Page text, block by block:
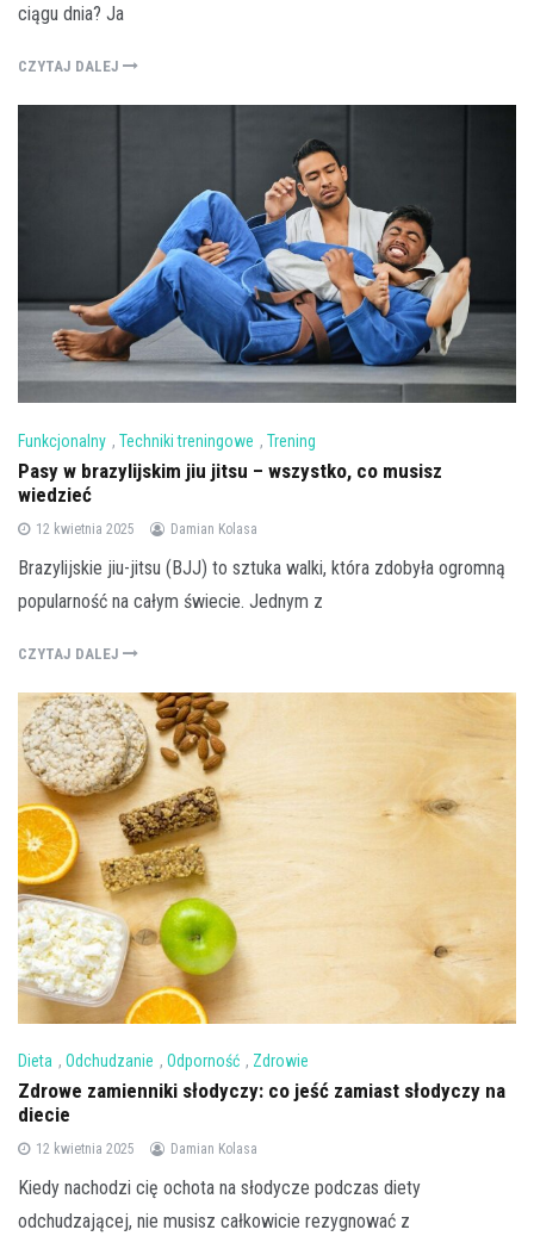
ciągu dnia? Ja
CZYTAJ DALEJ
Funkcjonalny , Techniki treningowe , Trening
Pasy w brazylijskim jiu jitsu – wszystko, co musisz
wiedzieć
12 kwietnia 2025 Damian Kolasa
Brazylijskie jiu-jitsu (BJJ) to sztuka walki, która zdobyła ogromną
popularność na całym świecie. Jednym z
CZYTAJ DALEJ
Dieta , Odchudzanie , Odporność , Zdrowie
Zdrowe zamienniki słodyczy: co jeść zamiast słodyczy na
diecie
12 kwietnia 2025 Damian Kolasa
Kiedy nachodzi cię ochota na słodycze podczas diety
odchudzającej, nie musisz całkowicie rezygnować z